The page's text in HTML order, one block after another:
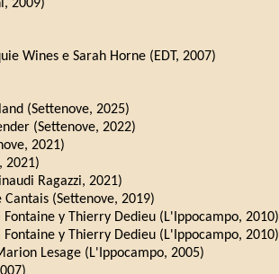
2009)
Wines e Sarah Horne (EDT, 2007)
(Settenove, 2025)
(Settenove, 2022)
2021)
2021)
Ragazzi, 2021)
Cantais (Settenove, 2019)
Fontaine y Thierry Dedieu (L'Ippocampo, 2010)
Fontaine y Thierry Dedieu (L'Ippocampo, 2010)
Lesage (L'Ippocampo, 2005)